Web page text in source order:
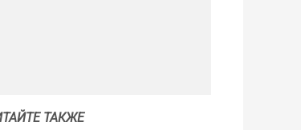
ТАКЖЕ